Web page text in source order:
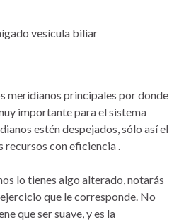
vesícula biliar
meridianos principales por donde
importante para el sistema
estén despejados, sólo así el
con eficiencia .
lo tienes algo alterado, notarás
que le corresponde. No
que ser suave, y es la